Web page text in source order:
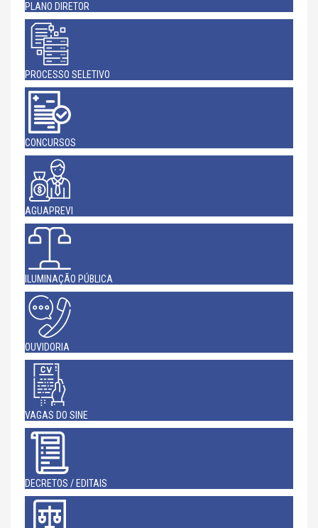
PLANO DIRETOR
PROCESSO SELETIVO
CONCURSOS
AGUAPREVI
ILUMINAÇÃO PÚBLICA
OUVIDORIA
VAGAS DO SINE
DECRETOS / EDITAIS